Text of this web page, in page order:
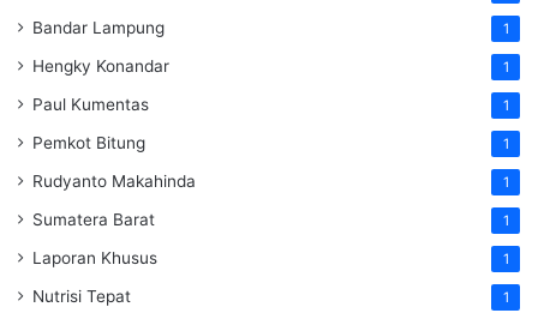
Bandar Lampung 1
Hengky Konandar 1
Paul Kumentas 1
Pemkot Bitung 1
Rudyanto Makahinda 1
Sumatera Barat 1
Laporan Khusus 1
Nutrisi Tepat 1